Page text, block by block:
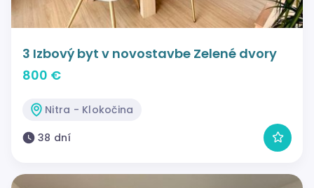
3 Izbový byt v novostavbe Zelené dvory
800 €
Nitra - Klokočina
38 dní